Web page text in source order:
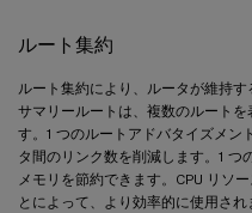
ルート集約
ルート集約により、ルータが維持
サマリールートは、複数のルート
す。1 つのルートアドバタイズメン
タ間のリンク数を削減します。1 つ
メモリを節約できます。CPU リソ
とによって、より効率的に使用され